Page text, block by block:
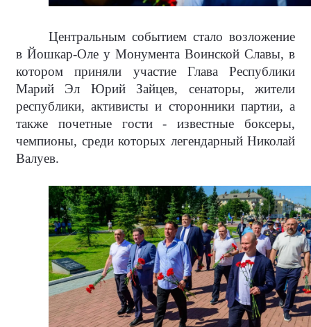
Центральным событием стало возложение
в Йошкар-Оле у Монумента Воинской Славы, в
котором приняли участие Глава Республики
Марий Эл Юрий Зайцев, сенаторы, жители
республики, активисты и сторонники партии, а
также почетные гости - известные боксеры,
чемпионы, среди которых легендарный Николай
Валуев.